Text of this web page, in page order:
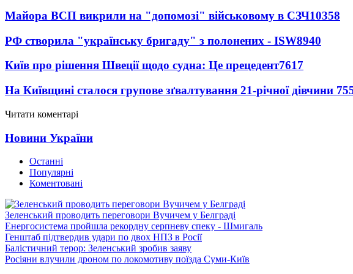
Майора ВСП викрили на "допомозі" військовому в СЗЧ10358
РФ створила "українську бригаду" з полонених - ISW8940
Київ про рішення Швеції щодо судна: Це прецедент7617
На Київщині сталося групове зґвалтування 21-річної дівчини
Читати коментарі
Новини України
Останні
Популярні
Коментовані
Зеленський проводить переговори Вучичем у Белграді
Енергосистема пройшла рекордну серпневу спеку - Шмигаль
Генштаб підтвердив удари по двох НПЗ в Росії
Балістичний терор: Зеленський зробив заяву
Росіяни влучили дроном по локомотиву поїзда Суми-Київ